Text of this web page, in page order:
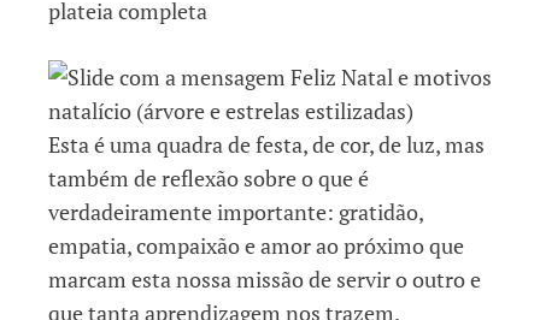
Esta é uma quadra de festa, de cor, de luz, mas
também de reflexão sobre o que é
verdadeiramente importante: gratidão,
empatia, compaixão e amor ao próximo que
marcam esta nossa missão de servir o outro e
que tanta aprendizagem nos trazem.